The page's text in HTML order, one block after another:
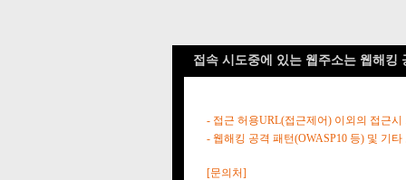
접속 시도중에 있는 웹주소는 웹해킹
- 접근 허용URL(접근제어) 이외의 접근시
- 웹해킹 공격 패턴(OWASP10 등) 및 기
[문의처]